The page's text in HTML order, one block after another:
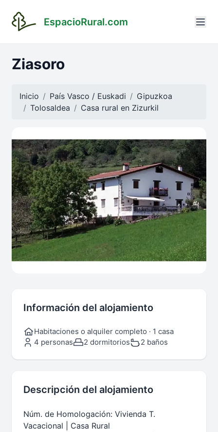
EspacioRural.com
Ziasoro
Inicio País Vasco / Euskadi
Gipuzkoa
Tolosaldea
Casa rural en Zizurkil
Información del alojamiento
Habitaciones o alquiler completo · 1 casa
4 personas
2 dormitorios 2 baños
Descripción del alojamiento
Núm. de Homologación: Vivienda T.
Vacacional | Casa Rural